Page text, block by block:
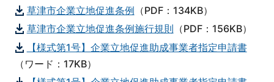
草津市企業立地促進条例 （PDF：134KB）
草津市企業立地促進条例施行規則 （PDF：156KB）
【様式第1号】企業立地促進助成事業者指定申請書
（ワード：17KB）